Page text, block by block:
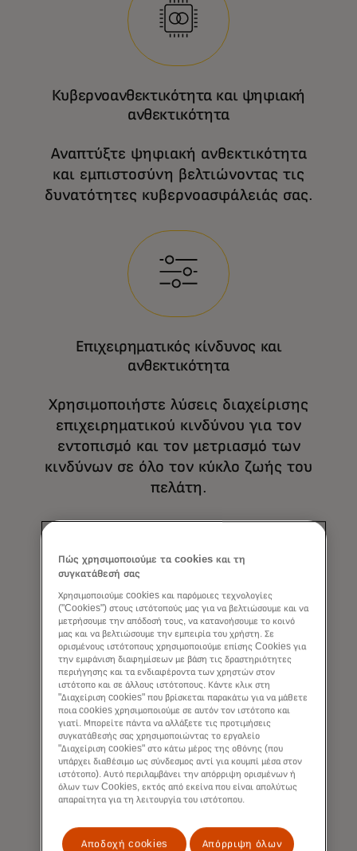
Οι ολοκληρωμένες, βασισμένες σε δεδομένα
μέθοδοί μας εντοπίζουν και μετριάζουν
τους κινδύνους, από κυβερνοαπειλές έως
κινδύνους πιστώσεων και λειτουργιών.
Κυβερνοανθεκτικότητα και ψηφιακή
ανθεκτικότητα
Αναπτύξτε ψηφιακή ανθεκτικότητα
και εμπιστοσύνη βελτιώνοντας τις
δυνατότητες κυβερνοασφάλειάς σας.
Επιχειρηματικός κίνδυνος και
ανθεκτικότητα
Χρησιμοποιήστε λύσεις διαχείρισης
επιχειρηματικού κινδύνου για τον
εντοπισμό και τον μετριασμό των
κινδύνων σε όλο τον κύκλο ζωής του
πελάτη.
Λειτουργίες και κανονιστική
συμμόρφωση
Βελτιστοποιήστε τις βασικές
διαδικασίες για να ανταποκριθείτε
στις κανονιστικές απαιτήσεις, να
μειώσετε την έκθεση και να
ενισχύσετε την απόδοση σε
ολόκληρη την αλυσίδα αξίας σας.
Πώς χρησιμοποιούμε τα cookies και τη
συγκατάθεσή σας
Χρησιμοποιούμε cookies και παρόμοιες τεχνολογίες
("Cookies") στους ιστότοπούς μας για να βελτιώσουμε και να
μετρήσουμε την απόδοσή τους, να κατανοήσουμε το κοινό
μας και να βελτιώσουμε την εμπειρία του χρήστη. Σε
ορισμένους ιστότοπους χρησιμοποιούμε επίσης Cookies για
την εμφάνιση διαφημίσεων με βάση τις δραστηριότητες
περιήγησης και τα ενδιαφέροντα των χρηστών στον
ιστότοπο και σε άλλους ιστότοπους. Κάντε κλικ στη
"Διαχείριση cookies" που βρίσκεται παρακάτω για να μάθετε
ποια cookies χρησιμοποιούμε σε αυτόν τον ιστότοπο και
γιατί. Μπορείτε πάντα να αλλάξετε τις προτιμήσεις
συγκατάθεσής σας χρησιμοποιώντας το εργαλείο
"Διαχείριση cookies" στο κάτω μέρος της οθόνης (που
υπάρχει διαθέσιμο ως σύνδεσμος αντί για κουμπί μέσα στον
ιστότοπο). Αυτό περιλαμβάνει την απόρριψη ορισμένων ή
όλων των Cookies, εκτός από εκείνα που είναι απολύτως
απαραίτητα για τη λειτουργία του ιστότοπου.
Αποδοχή cookies Απόρριψη όλων